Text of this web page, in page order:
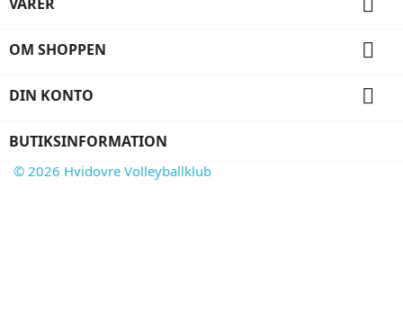
OM SHOPPEN 
DIN KONTO 
BUTIKSINFORMATION
© 2026 Hvidovre Volleyballklub